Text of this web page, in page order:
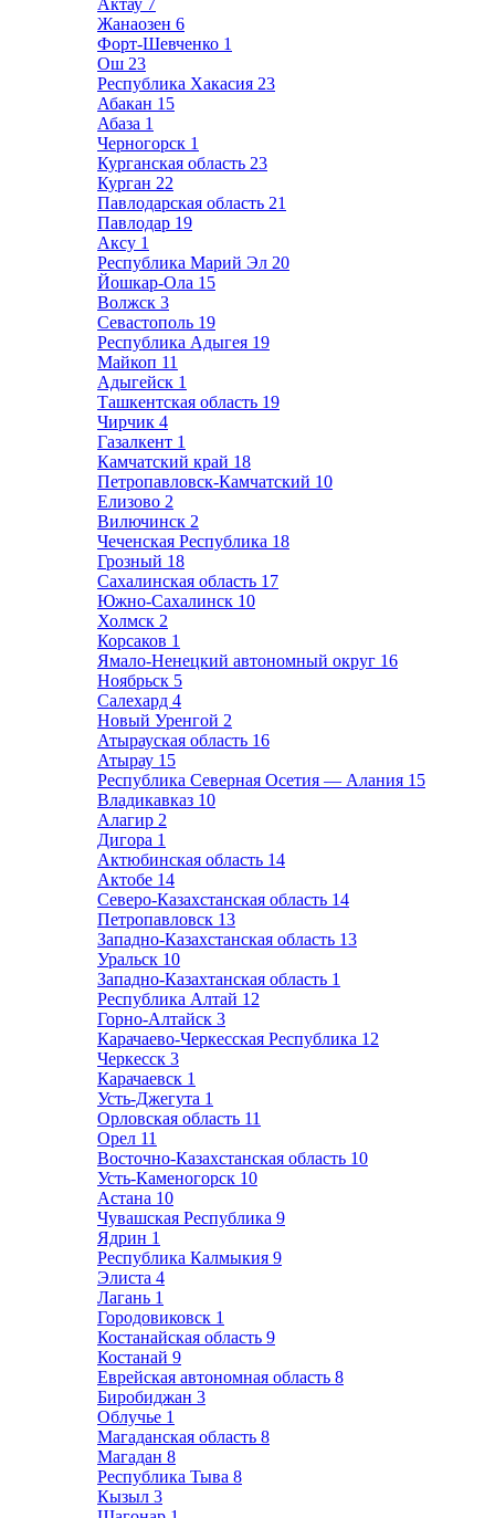
Актау 7
Жанаозен 6
Форт-Шевченко 1
Ош 23
Республика Хакасия 23
Абакан 15
Абаза 1
Черногорск 1
Курганская область 23
Курган 22
Павлодарская область 21
Павлодар 19
Аксу 1
Республика Марий Эл 20
Йошкар-Ола 15
Волжск 3
Севастополь 19
Республика Адыгея 19
Майкоп 11
Адыгейск 1
Ташкентская область 19
Чирчик 4
Газалкент 1
Камчатский край 18
Петропавловск-Камчатский 10
Елизово 2
Вилючинск 2
Чеченская Республика 18
Грозный 18
Сахалинская область 17
Южно-Сахалинск 10
Холмск 2
Корсаков 1
Ямало-Ненецкий автономный округ 16
Ноябрьск 5
Салехард 4
Новый Уренгой 2
Атырауская область 16
Атырау 15
Республика Северная Осетия — Алания 15
Владикавказ 10
Алагир 2
Дигора 1
Актюбинская область 14
Актобе 14
Северо-Казахстанская область 14
Петропавловск 13
Западно-Казахстанская область 13
Уральск 10
Западно-Казахтанская область 1
Республика Алтай 12
Горно-Алтайск 3
Карачаево-Черкесская Республика 12
Черкесск 3
Карачаевск 1
Усть-Джегута 1
Орловская область 11
Орел 11
Восточно-Казахстанская область 10
Усть-Каменогорск 10
Астана 10
Чувашская Республика 9
Ядрин 1
Республика Калмыкия 9
Элиста 4
Лагань 1
Городовиковск 1
Костанайская область 9
Костанай 9
Еврейская автономная область 8
Биробиджан 3
Облучье 1
Магаданская область 8
Магадан 8
Республика Тыва 8
Кызыл 3